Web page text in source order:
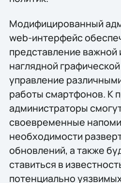
Модифицированный
web-интерфейс
представление
наглядной
управление
работы смартфонов. К
администраторы
своевременные
необходимости
обновлений, а также
ставиться в
потенциально